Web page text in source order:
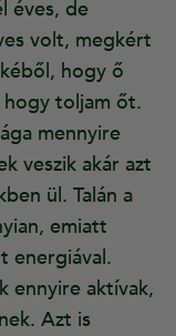
éves, de
volt, megkért
hogy ő
hogy toljam őt.
mennyire
veszik akár azt
ül. Talán a
emiatt
energiával.
ennyire aktívak,
Azt is